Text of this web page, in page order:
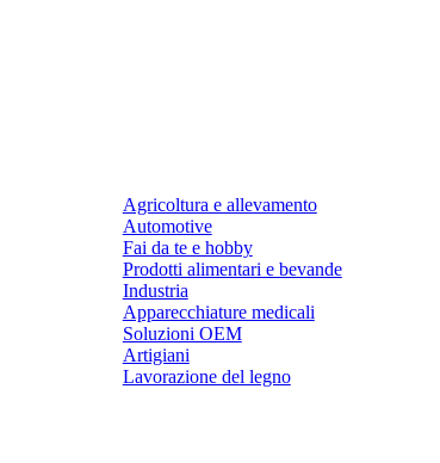
Agricoltura e allevamento
Automotive
Fai da te e hobby
Prodotti alimentari e bevande
Industria
Apparecchiature medicali
Soluzioni OEM
Artigiani
Lavorazione del legno